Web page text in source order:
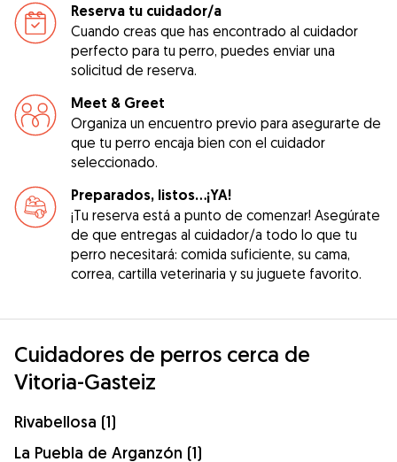
Reserva tu cuidador/a
Cuando creas que has encontrado al cuidador
perfecto para tu perro, puedes enviar una
solicitud de reserva.
Meet & Greet
Organiza un encuentro previo para asegurarte de
que tu perro encaja bien con el cuidador
seleccionado.
Preparados, listos...¡YA!
¡Tu reserva está a punto de comenzar! Asegúrate
de que entregas al cuidador/a todo lo que tu
perro necesitará: comida suficiente, su cama,
correa, cartilla veterinaria y su juguete favorito.
Cuidadores de perros cerca de
Vitoria-Gasteiz
Rivabellosa (1)
La Puebla de Arganzón (1)